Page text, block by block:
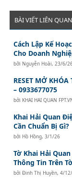
BÀI VIẾT LIÊN QUAN
Cách Lập Kế
Cho Doanh
bởi Nguyễn Hoài, 23/6/
RESET MỞ
– 0933677075
bởi KHAI HAI QUAN
Khai Hải Quan
Cần Chuẩn Bị Gì?
bởi Hồ Hồng,3/1/26
Tờ Khai Hải
Thông Tin Trên
bởiĐinh Thị Huyền,4/